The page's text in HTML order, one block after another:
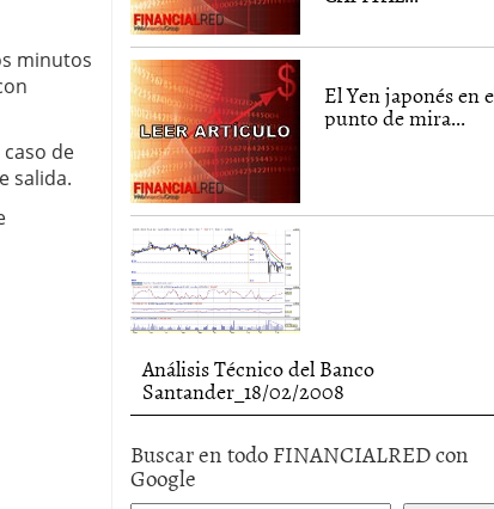
minutos
de
salida.
El Yen japonés en
punto de mira...
Análisis Técnico del Banco
Santander_18/02/2008
Buscar en todo FINANCIALRED con
Google